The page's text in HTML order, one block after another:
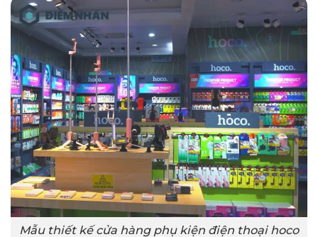
Mẫu thiết kế cửa hàng phụ kiện điện thoại hoco